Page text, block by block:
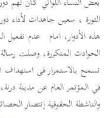
الثورة ، سعين جاهدات لأداء
هذه الأدوار، امام عدم تفعيل
الحوادث المتكررة، وصلت
تسمح بالاستمرار فى استهداف
والناشطة الحقوقية إنتصار